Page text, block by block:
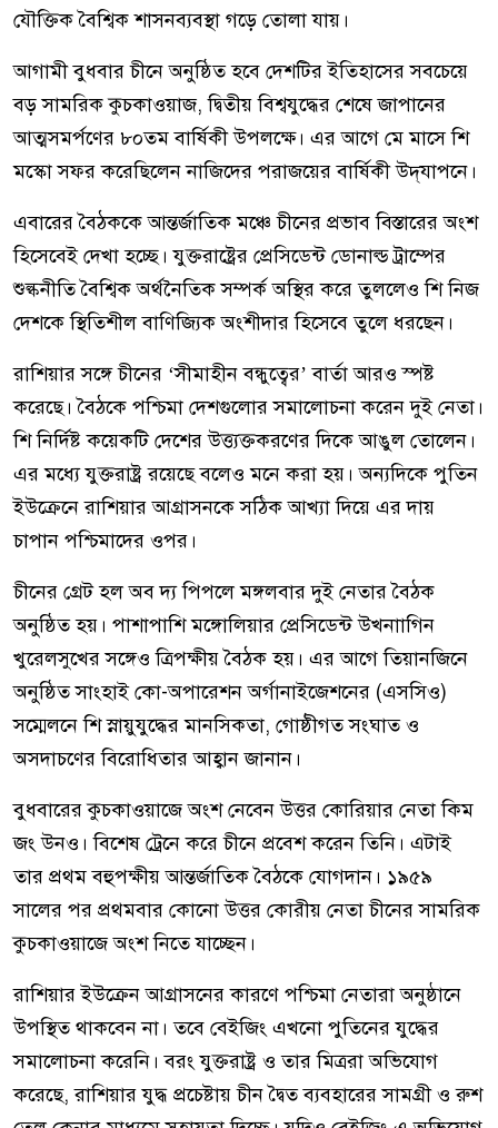
যৌক্তিক বৈশ্বিক শাসনব্যবস্থা গড়ে তোলা যায়।
আগামী বুধবার চীনে অনুষ্ঠিত হবে দেশটির ইতিহাসের সবচেয়ে
বড় সামরিক কুচকাওয়াজ, দ্বিতীয় বিশ্বযুদ্ধের শেষে জাপানের
আত্মসমর্পণের ৮০তম বার্ষিকী উপলক্ষে। এর আগে মে মাসে শি
মস্কো সফর করেছিলেন নাজিদের পরাজয়ের বার্ষিকী উদ্‌যাপনে।
এবারের বৈঠককে আন্তর্জাতিক মঞ্চে চীনের প্রভাব বিস্তারের অংশ
হিসেবেই দেখা হচ্ছে। যুক্তরাষ্ট্রের প্রেসিডেন্ট ডোনাল্ড ট্রাম্পের
শুল্কনীতি বৈশ্বিক অর্থনৈতিক সম্পর্ক অস্থির করে তুললেও শি নিজ
দেশকে স্থিতিশীল বাণিজ্যিক অংশীদার হিসেবে তুলে ধরছেন।
রাশিয়ার সঙ্গে চীনের ‘সীমাহীন বন্ধুত্বের’ বার্তা আরও স্পষ্ট
করেছে। বৈঠকে পশ্চিমা দেশগুলোর সমালোচনা করেন দুই নেতা।
শি নির্দিষ্ট কয়েকটি দেশের উত্ত্যক্তকরণের দিকে আঙুল তোলেন।
এর মধ্যে যুক্তরাষ্ট্র রয়েছে বলেও মনে করা হয়। অন্যদিকে পুতিন
ইউক্রেনে রাশিয়ার আগ্রাসনকে সঠিক আখ্যা দিয়ে এর দায়
চাপান পশ্চিমাদের ওপর।
চীনের গ্রেট হল অব দ্য পিপলে মঙ্গলবার দুই নেতার বৈঠক
অনুষ্ঠিত হয়। পাশাপাশি মঙ্গোলিয়ার প্রেসিডেন্ট উখনাাগিন
খুরেলসুখের সঙ্গেও ত্রিপক্ষীয় বৈঠক হয়। এর আগে তিয়ানজিনে
অনুষ্ঠিত সাংহাই কো-অপারেশন অর্গানাইজেশনের (এসসিও)
সম্মেলনে শি স্নায়ুযুদ্ধের মানসিকতা, গোষ্ঠীগত সংঘাত ও
অসদাচণের বিরোধিতার আহ্বান জানান।
বুধবারের কুচকাওয়াজে অংশ নেবেন উত্তর কোরিয়ার নেতা কিম
জং উনও। বিশেষ ট্রেনে করে চীনে প্রবেশ করেন তিনি। এটাই
তার প্রথম বহুপক্ষীয় আন্তর্জাতিক বৈঠকে যোগদান। ১৯৫৯
সালের পর প্রথমবার কোনো উত্তর কোরীয় নেতা চীনের সামরিক
কুচকাওয়াজে অংশ নিতে যাচ্ছেন।
রাশিয়ার ইউক্রেন আগ্রাসনের কারণে পশ্চিমা নেতারা অনুষ্ঠানে
উপস্থিত থাকবেন না। তবে বেইজিং এখনো পুতিনের যুদ্ধের
সমালোচনা করেনি। বরং যুক্তরাষ্ট্র ও তার মিত্ররা অভিযোগ
করেছে, রাশিয়ার যুদ্ধ প্রচেষ্টায় চীন দ্বৈত ব্যবহারের সামগ্রী ও রুশ